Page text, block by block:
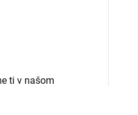
ti v našom